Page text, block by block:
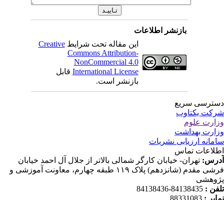
بازنشر اطلاعات
این مقاله تحت شرایطCreative
Commons Attribution-
NonCommercial 4.0
International Licenseقابل
بازنشر است.
سریع
یکتاوب
علوم
بهداشت
ارزیابی نشریات
تماس
تهران- خیابان کارگر شمالی بالاتر از جلال آل احمد خیابان
فرشی مقدم (شانزدهم) پلاک ۱۱۹ طبقه چهارم، معاونت آموزشی و
:
84138435-84138436
:
88331083